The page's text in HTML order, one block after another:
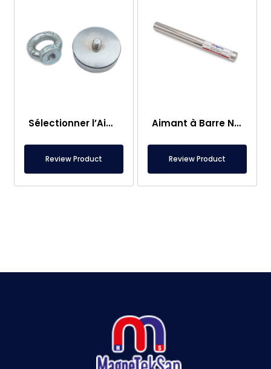
Sélectionner l’Aimant de Pêche – Aimant Puissant de Sauvetage en Mer
Review Product
Aimant à Barre Neodyme Ø25×250 mm – Connexion M8 Femelle d’un Côté
Review Product